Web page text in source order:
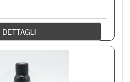
DETTAGLI